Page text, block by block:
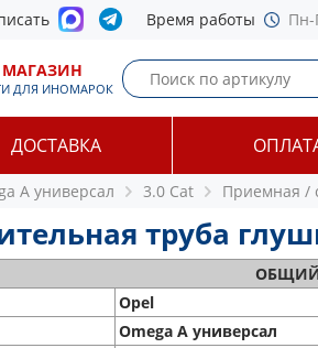
Время работы Пн-
МАГАЗИН
ДЛЯ ИНОМАРОК
ДОСТАВКА
A универсал 3.0 Cat Приемная /
труба
Opel
Omega A универсал